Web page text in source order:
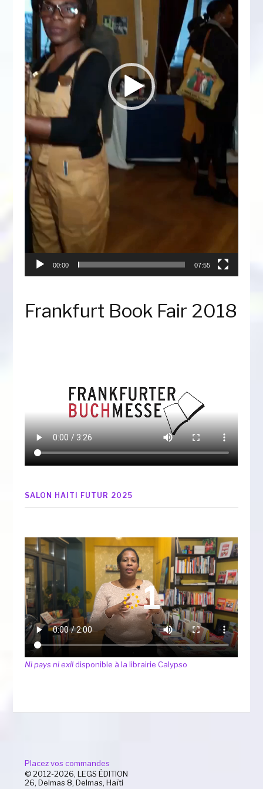
00:00 07:55
Frankfurt Book Fair 2018
SALON HAITI FUTUR 2025
Ni pays ni exildisponible à la librairie Calypso
Placez vos commandes
© 2012-2026, LEGS ÉDITION
26, Delmas 8, Delmas, Haïti